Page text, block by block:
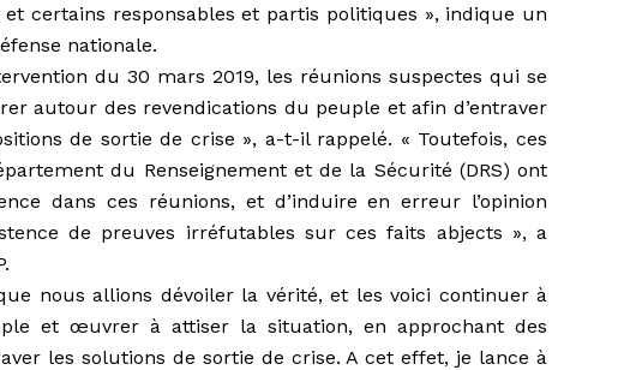
certains responsables et partis politiques », indique un
nationale.
du 30 mars 2019, les réunions suspectes qui se
autour des revendications du peuple et afin d’entraver
de sortie de crise », a-t-il rappelé. « Toutefois, ces
du Renseignement et de la Sécurité (DRS) ont
dans ces réunions, et d’induire en erreur l’opinion
de preuves irréfutables sur ces faits abjects », a
nous allions dévoiler la vérité, et les voici continuer à
et œuvrer à attiser la situation, en approchant des
les solutions de sortie de crise. A cet effet, je lance à